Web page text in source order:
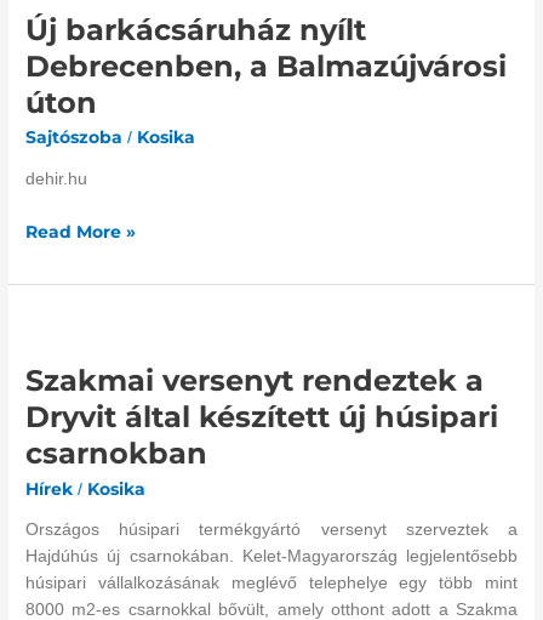
Új barkácsáruház nyílt
Debrecenben, a Balmazújvárosi
úton
Sajtószoba / Kosika
dehir.hu
nyílt
Debrecenben,
a
Balmazújvárosi
úton
Read More »
Szakmai versenyt rendeztek a
Dryvit által készített új húsipari
csarnokban
Hírek / Kosika
Országos húsipari termékgyártó versenyt szerveztek a
Hajdúhús új csarnokában. Kelet-Magyarország legjelentősebb
húsipari vállalkozásának meglévő telephelye egy több mint
8000 m2-es csarnokkal bővült, amely otthont adott a Szakma
rendeztek
a
Dryvit
által
készített
húsipari
csarnokban